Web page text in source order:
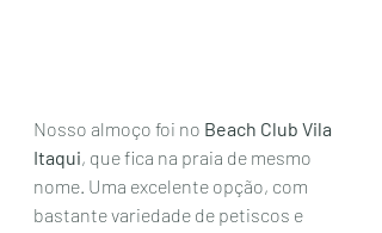
Nosso almoço foi no Beach Club Vila
Itaqui, que fica na praia de mesmo
nome. Uma excelente opção, com
bastante variedade de petiscos e